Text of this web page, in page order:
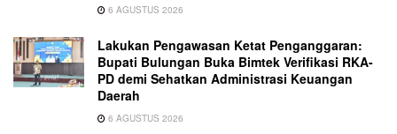
6 AGUSTUS 2026
Lakukan Pengawasan Ketat Penganggaran:
Bupati Bulungan Buka Bimtek Verifikasi RKA-
PD demi Sehatkan Administrasi Keuangan
Daerah
6 AGUSTUS 2026